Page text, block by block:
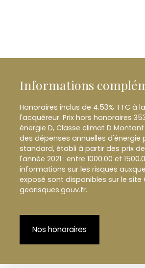
Informations
Honoraires inclus de 4.53% TTC à
l'acquéreur. Prix hors honoraires
énergie D, Classe climat D
des dépenses annuelles d'énergie
standard, établi à partir des prix
l'année 2021 : entre 1000.00 et
informations sur les risques
exposé sont disponibles sur le site
georisques.gouv.fr.
Nos honoraires